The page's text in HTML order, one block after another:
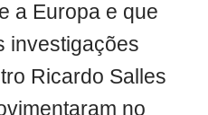
a Europa e que
investigações
Ricardo Salles
no